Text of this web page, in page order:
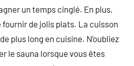
un temps cinglé. En plus,
de jolis plats. La cuisson
plus long en cuisine. N’oubliez
le sauna lorsque vous êtes